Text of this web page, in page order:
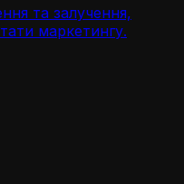
та залучення,
маркетингу.